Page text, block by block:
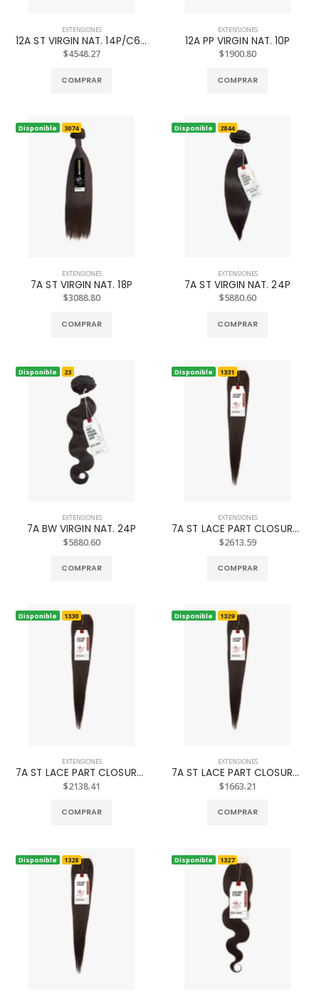
EXTENSIONES
12A ST VIRGIN NAT. 14P/C613
$4548.27
COMPRAR
EXTENSIONES
12A PP VIRGIN NAT. 10P
$1900.80
COMPRAR
Disponible 3074
EXTENSIONES
7A ST VIRGIN NAT. 18P
$3088.80
COMPRAR
Disponible 2844
EXTENSIONES
7A ST VIRGIN NAT. 24P
$5880.60
COMPRAR
Disponible 23
EXTENSIONES
7A BW VIRGIN NAT. 24P
$5880.60
COMPRAR
Disponible 1331
EXTENSIONES
7A ST LACE PART CLOSURE NAT. 18P
$2613.59
COMPRAR
Disponible 1330
EXTENSIONES
7A ST LACE PART CLOSURE NAT. 14P
$2138.41
COMPRAR
Disponible 1329
EXTENSIONES
7A ST LACE PART CLOSURE NAT. 10P
$1663.21
COMPRAR
Disponible 1328 Disponible 1327